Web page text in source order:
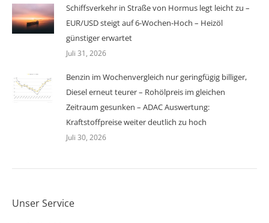
Schiffsverkehr in Straße von Hormus legt leicht zu –
EUR/USD steigt auf 6-Wochen-Hoch – Heizöl
günstiger erwartet
Juli 31, 2026
Benzin im Wochenvergleich nur geringfügig billiger,
Diesel erneut teurer – Rohölpreis im gleichen
Zeitraum gesunken – ADAC Auswertung:
Kraftstoffpreise weiter deutlich zu hoch
Juli 30, 2026
Unser Service